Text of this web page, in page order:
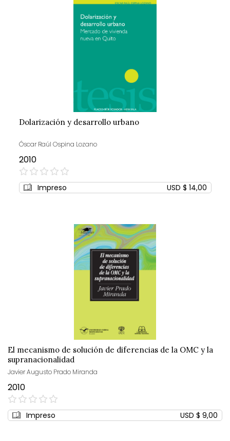
Dolarización y desarrollo urbano
Óscar Raúl Ospina Lozano
2010
0%
Impreso USD $ 14,00
El mecanismo de solución de diferencias de la OMC y la
supranacionalidad
Javier Augusto Prado Miranda
2010
0%
Impreso USD $ 9,00